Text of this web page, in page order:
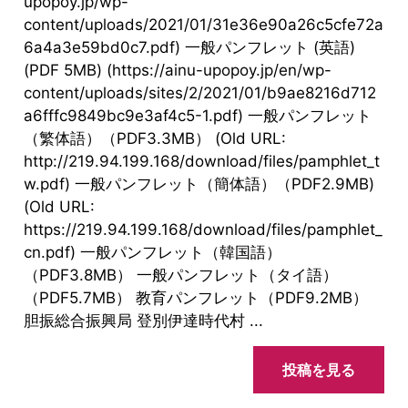
content/uploads/2021/01/31e36e90a26c5cfe72a
6a4a3e59bd0c7.pdf) 一般パンフレット (英語)
(PDF 5MB) (https://ainu-upopoy.jp/en/wp-
content/uploads/sites/2/2021/01/b9ae8216d712
a6fffc9849bc9e3af4c5-1.pdf) 一般パンフレット
（繁体語）（PDF3.3MB） (Old URL:
http://219.94.199.168/download/files/pamphlet_t
w.pdf) 一般パンフレット（簡体語）（PDF2.9MB)
(Old URL:
https://219.94.199.168/download/files/pamphlet_
cn.pdf) 一般パンフレット（韓国語）
（PDF3.8MB） 一般パンフレット（タイ語）
（PDF5.7MB） 教育パンフレット（PDF9.2MB）
胆振総合振興局 登別伊達時代村 ...
投稿を見る